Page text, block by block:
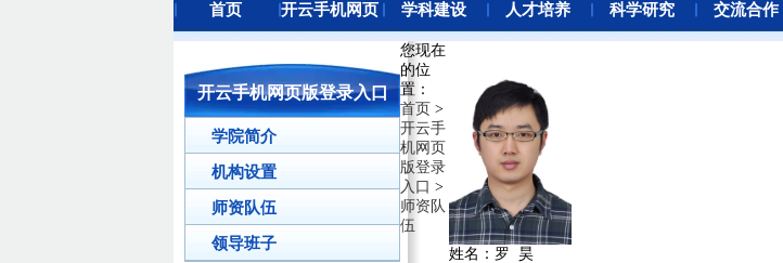
姓名：罗 昊
开云手机网页版登录入口
学院简介
机构设置
师资队伍
领导班子
您现在
的位
置 ：
首页 >
开云手
机网页
版登录
入口 >
师资队
伍
首页 开云手机网页 学科建设 人才培养 科学研究 交流合作